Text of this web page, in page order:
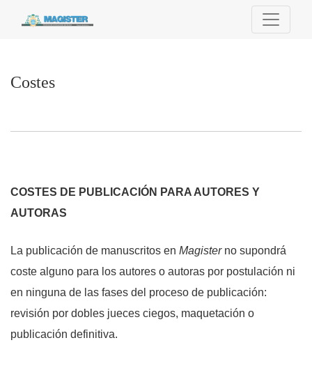
Costes
COSTES DE PUBLICACIÓN PARA AUTORES Y
AUTORAS
La publicación de manuscritos en Magisterno supondrá
coste alguno para los autores o autoras por postulación ni
en ninguna de las fases del proceso de publicación:
revisión por dobles jueces ciegos, maquetación o
publicación definitiva.